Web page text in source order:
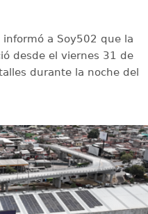
a Soy502 que la
desde el viernes 31 de
durante la noche del